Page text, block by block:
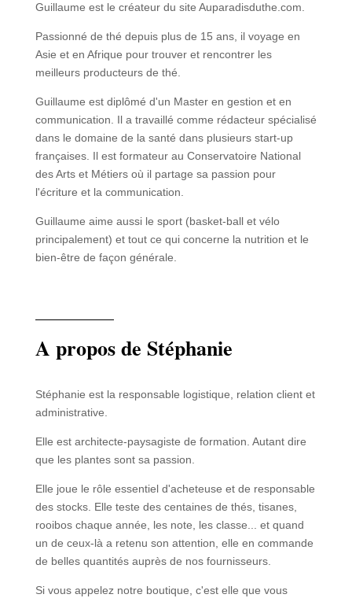
Guillaume est le créateur du site Auparadisduthe.com.
Passionné de thé depuis plus de 15 ans, il voyage en
Asie et en Afrique pour trouver et rencontrer les
meilleurs producteurs de thé.
Guillaume est diplômé d'un Master en gestion et en
communication. Il a travaillé comme rédacteur spécialisé
dans le domaine de la santé dans plusieurs start-up
françaises. Il est formateur au Conservatoire National
des Arts et Métiers où il partage sa passion pour
l'écriture et la communication.
Guillaume aime aussi le sport (basket-ball et vélo
principalement) et tout ce qui concerne la nutrition et le
bien-être de façon générale.
A propos de Stéphanie
Stéphanie est la responsable logistique, relation client et
administrative.
Elle est architecte-paysagiste de formation. Autant dire
que les plantes sont sa passion.
Elle joue le rôle essentiel d'acheteuse et de responsable
des stocks. Elle teste des centaines de thés, tisanes,
rooibos chaque année, les note, les classe... et quand
un de ceux-là a retenu son attention, elle en commande
de belles quantités auprès de nos fournisseurs.
Si vous appelez notre boutique, c'est elle que vous